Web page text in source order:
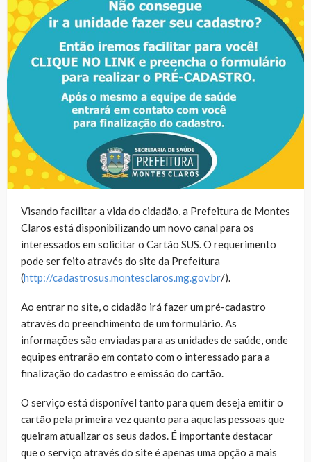
Visando facilitar a vida do cidadão, a Prefeitura de Montes
Claros está disponibilizando um novo canal para os
interessados em solicitar o Cartão SUS. O requerimento
pode ser feito através do site da Prefeitura
(http://cadastrosus.montesclaros.mg.gov.br/).
Ao entrar no site, o cidadão irá fazer um pré-cadastro
através do preenchimento de um formulário. As
informações são enviadas para as unidades de saúde, onde
equipes entrarão em contato com o interessado para a
finalização do cadastro e emissão do cartão.
O serviço está disponível tanto para quem deseja emitir o
cartão pela primeira vez quanto para aquelas pessoas que
queiram atualizar os seus dados. É importante destacar
que o serviço através do site é apenas uma opção a mais